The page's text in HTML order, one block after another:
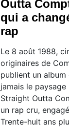
Outta
qui a
rap
Le 8 août 1988,
originaires de
publient un
jamais le paysage
Straight Outta
un rap cru,
Trente-huit ans